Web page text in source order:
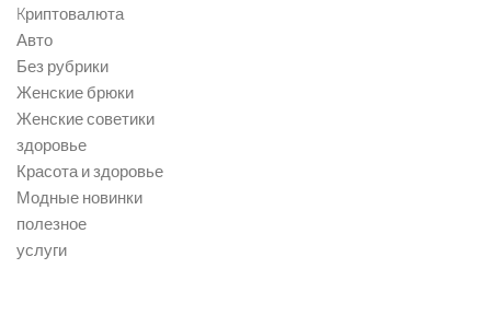
Kриптовалюта
Авто
Без рубрики
Женские брюки
Женские советики
здоровье
Красота и здоровье
Модные новинки
полезное
услуги